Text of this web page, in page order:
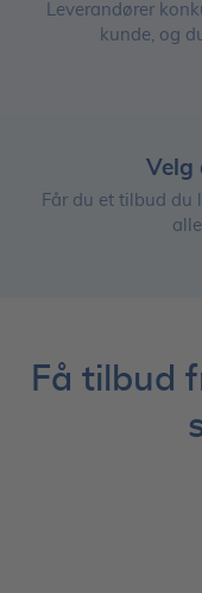
Leverandører
kunde, og
Velg
Får du et tilbud du
Få tilbud